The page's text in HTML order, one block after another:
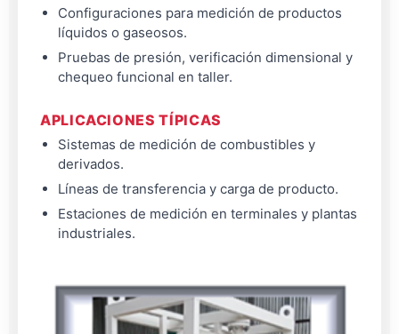
Configuraciones para medición de productos
líquidos o gaseosos.
Pruebas de presión, verificación dimensional y
chequeo funcional en taller.
APLICACIONES TÍPICAS
Sistemas de medición de combustibles y
derivados.
Líneas de transferencia y carga de producto.
Estaciones de medición en terminales y plantas
industriales.